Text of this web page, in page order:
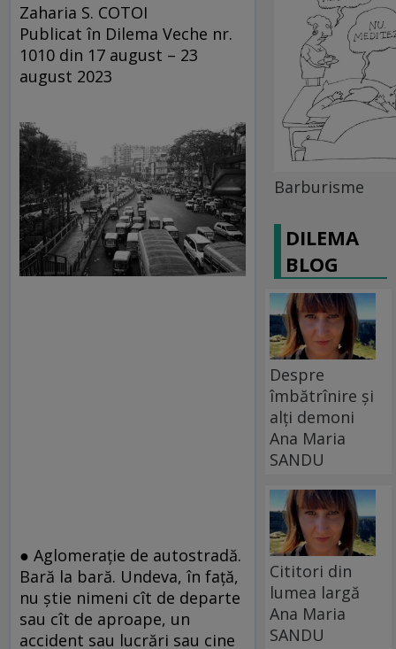
Zaharia S. COTOI
Publicat în Dilema Veche nr.
1010 din 17 august – 23
august 2023
● Aglomerație de autostradă.
Bară la bară. Undeva, în față,
nu știe nimeni cît de departe
sau cît de aproape, un
accident sau lucrări sau cine
Barburisme
DILEMA
BLOG
Despre
îmbătrînire și
alți demoni
Ana Maria
SANDU
Cititori din
lumea largă
Ana Maria
SANDU